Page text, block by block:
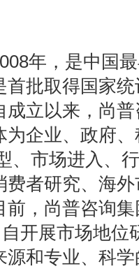
年，是中国
批取得国家
立以来，尚
为企业、政府
、市场进入、
者研究、海
前，尚普咨询
开展市场地位
源和专业、科